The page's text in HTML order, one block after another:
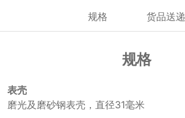
规格 货品送递
规格
表壳
磨光及磨砂钢表壳，直径31毫米